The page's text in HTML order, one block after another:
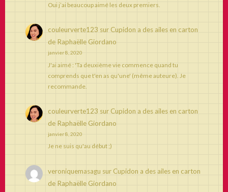
Oui j’ai beaucoup aimé les deux premiers.
couleurverte123 sur Cupidon a des ailes en carton
de Raphaëlle Giordano
janvier 8, 2020
J'ai aimé : 'Ta deuxième vie commence quand tu
comprends que t'en as qu'une' (même auteure). Je
recommande.
couleurverte123 sur Cupidon a des ailes en carton
de Raphaëlle Giordano
janvier 8, 2020
Je ne suis qu'au début ;)
veroniquemasagu sur Cupidon a des ailes en carton
de Raphaëlle Giordano